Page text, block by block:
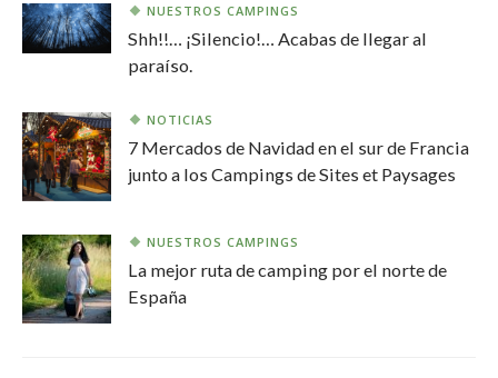
NUESTROS CAMPINGS
Shh!!… ¡Silencio!… Acabas de llegar al
paraíso.
NOTICIAS
7 Mercados de Navidad en el sur de Francia
junto a los Campings de Sites et Paysages
NUESTROS CAMPINGS
La mejor ruta de camping por el norte de
España